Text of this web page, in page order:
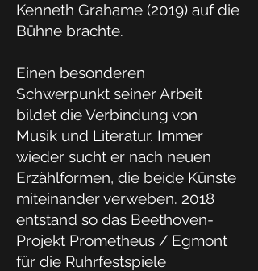
Kenneth Grahame (2019) auf die
Bühne brachte.
Einen besonderen
Schwerpunkt seiner Arbeit
bildet die Verbindung von
Musik und Literatur. Immer
wieder sucht er nach neuen
Erzählformen, die beide Künste
miteinander verweben. 2018
entstand so das Beethoven-
Projekt Prometheus / Egmont
für die Ruhrfestspiele